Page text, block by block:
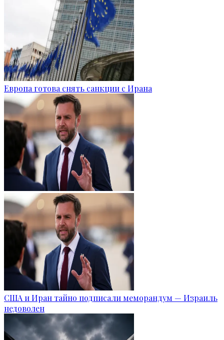
Европа готова снять санкции с Ирана
США и Иран тайно подписали меморандум — Израиль
недоволен